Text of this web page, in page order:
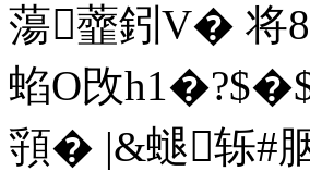
蕩虀鈏V� 将
蜭O攺
頱� |&螁轹#